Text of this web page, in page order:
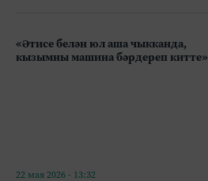
«Әтисе белән юл аша чыкканда,
кызымны машина бәрдереп китте»
22 мая 2026 - 13:32